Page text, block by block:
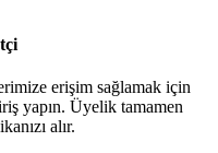
erişim sağlamak için
yapın. Üyelik tamamen
alır.